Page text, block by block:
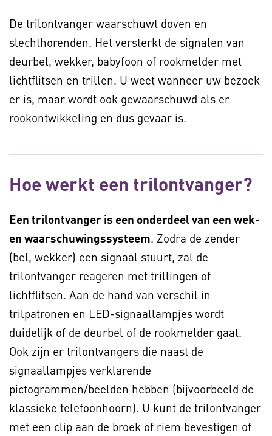
De trilontvanger waarschuwt doven en
slechthorenden. Het versterkt de signalen van
deurbel, wekker, babyfoon of rookmelder met
lichtflitsen en trillen. U weet wanneer uw bezoek
er is, maar wordt ook gewaarschuwd als er
rookontwikkeling en dus gevaar is.
Hoe werkt een trilontvanger?
Een trilontvanger is een onderdeel van een wek-
en waarschuwingssysteem. Zodra de zender
(bel, wekker) een signaal stuurt, zal de
trilontvanger reageren met trillingen of
lichtflitsen. Aan de hand van verschil in
trilpatronen en LED-signaallampjes wordt
duidelijk of de deurbel of de rookmelder gaat.
Ook zijn er trilontvangers die naast de
signaallampjes verklarende
pictogrammen/beelden hebben (bijvoorbeeld de
klassieke telefoonhoorn). U kunt de trilontvanger
met een clip aan de broek of riem bevestigen of